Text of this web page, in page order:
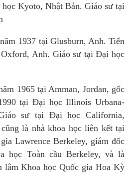
Kyoto, Nhật Bản. Giáo sư tại
1937 tại Glusburn, Anh. Tiến
Anh. Giáo sư tại Đại học
1965 tại Amman, Jordan, gốc
tại Đại học Illinois Urbana-
sư tại Đại học California,
là nhà khoa học liên kết tại
Lawrence Berkeley, giám đốc
học Toàn cầu Berkeley, và là
lâm Khoa học Quốc gia Hoa Kỳ